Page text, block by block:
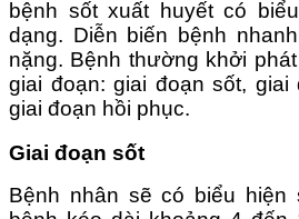
bệnh sốt xuất huyết có
dạng. Diễn biến bệnh
nặng. Bệnh thường khởi
giai đoạn: giai đoạn sốt, giai
giai đoạn hồi phục.
Giai đoạn sốt
Bệnh nhân sẽ có biểu hiện